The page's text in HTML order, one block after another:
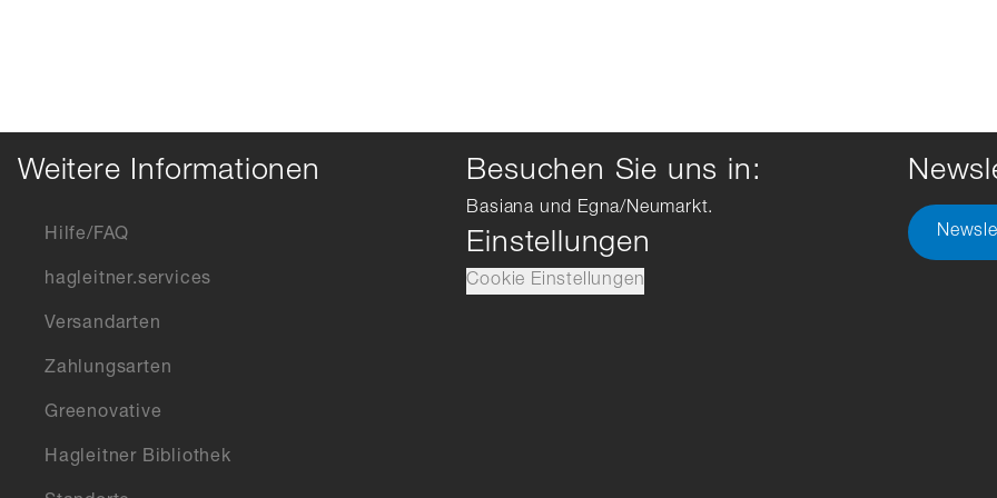
Weitere Informationen
Hilfe/FAQ
hagleitner.services
Versandarten
Zahlungsarten
Greenovative
Hagleitner Bibliothek
Besuchen Sie uns in:
Basiana und Egna/Neumarkt.
Einstellungen
Cookie Einstellungen